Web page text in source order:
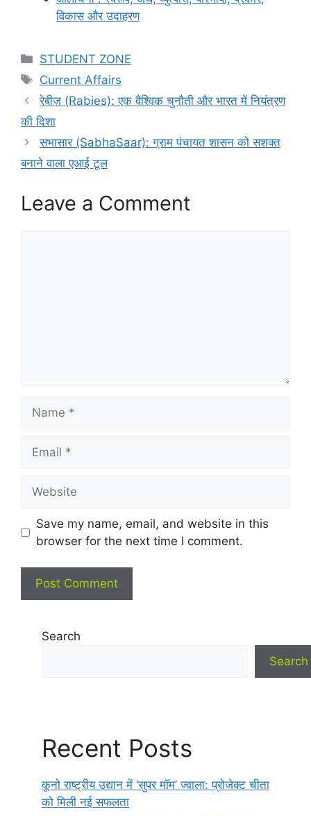
विकास और उदाहरण
Categories
STUDENT ZONE
Tags
Current Affairs
रेबीज़ (Rabies): एक वैश्विक चुनौती और भारत में नियंत्रण
की दिशा
सभासार (SabhaSaar): ग्राम पंचायत शासन को सशक्त
बनाने वाला एआई टूल
Leave a Comment
Save my name, email, and website in this
browser for the next time I comment.
Search
Search
Recent Posts
कूनो राष्ट्रीय उद्यान में ‘सुपर मॉम’ ज्वाला: प्रोजेक्ट चीता
को मिली नई सफलता